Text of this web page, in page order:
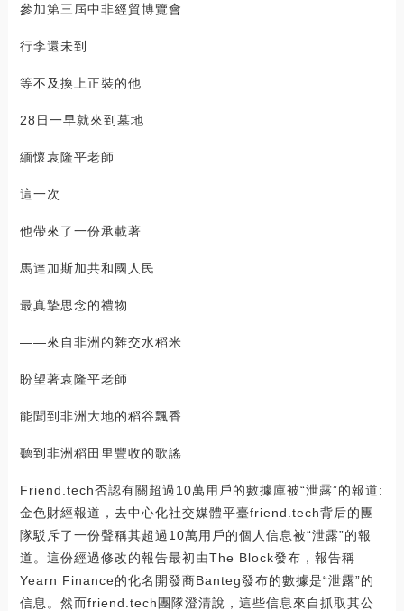
參加第三屆中非經貿博覽會
行李還未到
等不及換上正裝的他
28日一早就來到墓地
緬懷袁隆平老師
這一次
他帶來了一份承載著
馬達加斯加共和國人民
最真摯思念的禮物
——來自非洲的雜交水稻米
盼望著袁隆平老師
能聞到非洲大地的稻谷飄香
聽到非洲稻田里豐收的歌謠
Friend.tech否認有關超過10萬用戶的數據庫被“泄露”的報道:
金色財經報道，去中心化社交媒體平臺friend.tech背后的團
隊駁斥了一份聲稱其超過10萬用戶的個人信息被“泄露”的報
道。這份經過修改的報告最初由The Block發布，報告稱
Yearn Finance的化名開發商Banteg發布的數據是“泄露”的
信息。然而friend.tech團隊澄清說，這些信息來自抓取其公